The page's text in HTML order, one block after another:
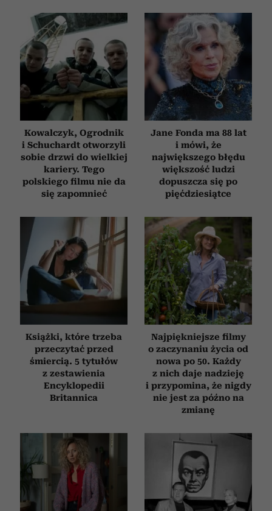
Kowalczyk, Ogrodnik
i Schuchardt otworzyli
sobie drzwi do wielkiej
kariery. Tego
polskiego filmu nie da
się zapomnieć
Jane Fonda ma 88 lat
i mówi, że
największego błędu
większość ludzi
dopuszcza się po
pięćdziesiątce
Książki, które trzeba
przeczytać przed
śmiercią. 5 tytułów
z zestawienia
Encyklopedii
Britannica
Najpiękniejsze filmy
o zaczynaniu życia od
nowa po 50. Każdy
z nich daje nadzieję
i przypomina, że nigdy
nie jest za późno na
zmianę